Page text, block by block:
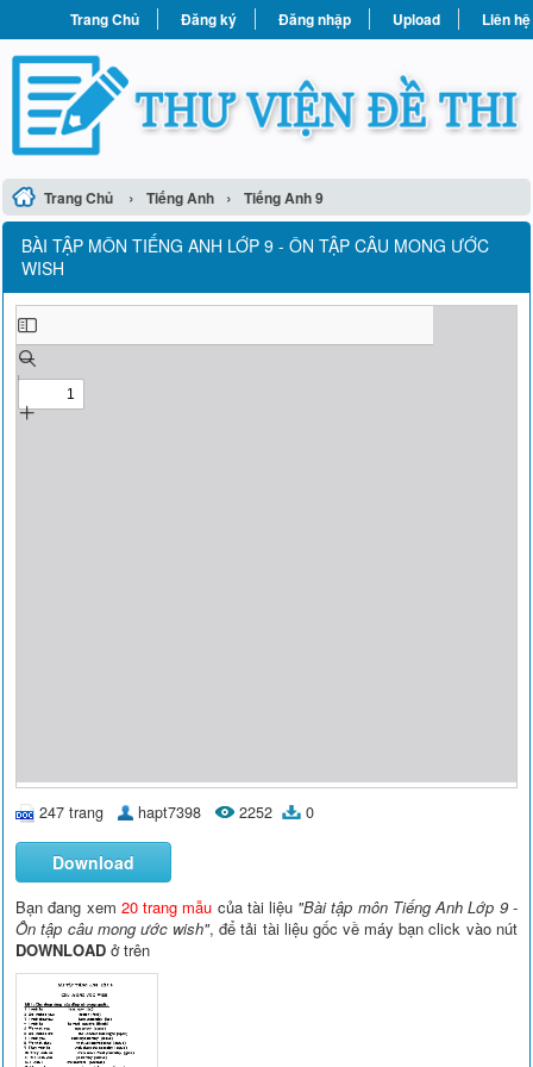
Trang Chủ Đăng ký Đăng nhập Upload Liên hệ
Trang Chủ › Tiếng Anh › Tiếng Anh 9
BÀI TẬP MÔN TIẾNG ANH LỚP 9 - ÔN TẬP CÂU MONG ƯỚC
WISH
247 trang hapt7398 2252 0
Download
Bạn đang xem 20 trang mẫu của tài liệu "Bài tập môn Tiếng Anh Lớp 9 -
Ôn tập câu mong ước wish", để tải tài liệu gốc về máy bạn click vào nút
DOWNLOAD ở trên